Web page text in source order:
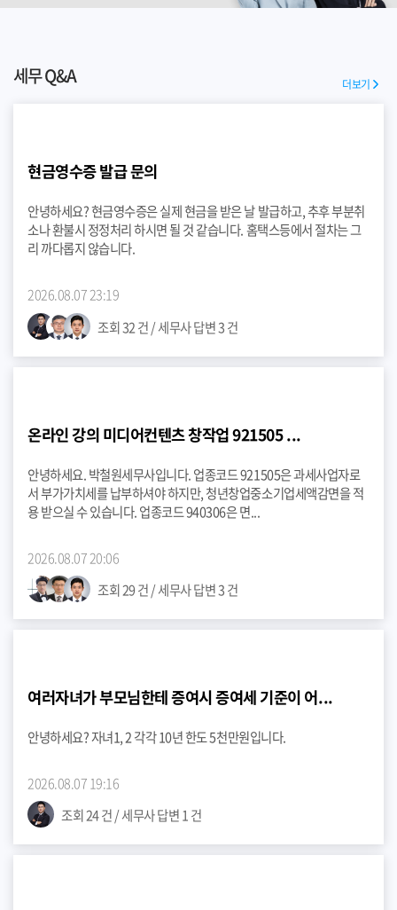
세무 Q&A
현금영수증 발급 문의
안녕하세요? 현금영수증은 실제 현금을 받은 날 발급하고, 추후 부분취
소나 환불시 정정처리 하시면 될 것 같습니다. 홈택스등에서 절차는 그
리 까다롭지 않습니다.
2026.08.07 23:19
조회 32 건 / 세무사 답변 3 건
온라인 강의 미디어컨텐츠 창작업 921505 ...
안녕하세요. 박철원세무사입니다. 업종코드 921505은 과세사업자로
서 부가가치세를 납부하셔야 하지만, 청년창업중소기업세액감면을 적
용 받으실 수 있습니다. 업종코드 940306은 면...
2026.08.07 20:06
조회 29 건 / 세무사 답변 3 건
여러자녀가 부모님한테 증여시 증여세 기준이 어...
안녕하세요? 자녀1, 2 각각 10년 한도 5천만원입니다.
2026.08.07 19:16
조회 24 건 / 세무사 답변 1 건
더보기